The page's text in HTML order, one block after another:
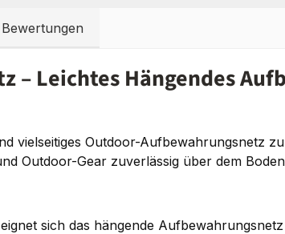
Bewertungen
– Leichtes Hängendes
vielseitiges Outdoor-Aufbewahrungsnetz
Outdoor-Gear zuverlässig über dem
sich das hängende